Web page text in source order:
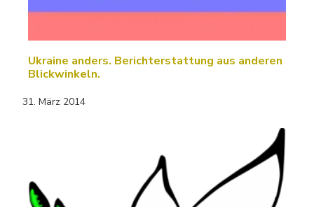
Ukraine anders. Berichterstattung aus anderen
Blickwinkeln.
31. März 2014